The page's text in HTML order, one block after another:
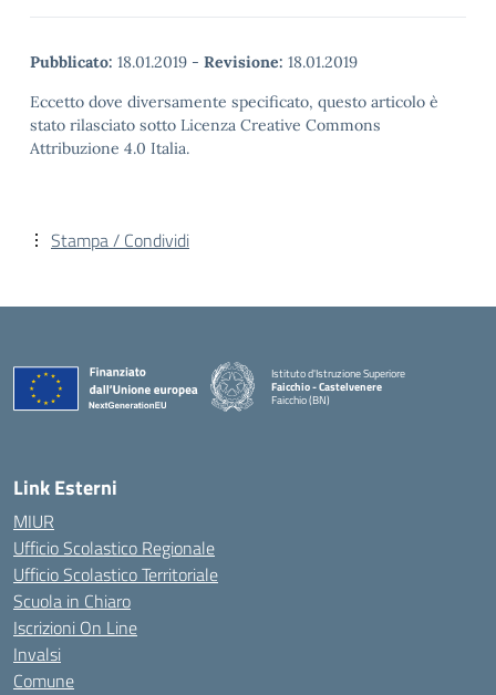
Pubblicato: 18.01.2019 - Revisione: 18.01.2019
Eccetto dove diversamente specificato, questo articolo è
stato rilasciato sotto Licenza Creative Commons
Attribuzione 4.0 Italia.
Stampa / Condividi
Istituto d'Istruzione Superiore
Faicchio - Castelvenere
Faicchio (BN)
Link Esterni
MIUR
Ufficio Scolastico Regionale
Ufficio Scolastico Territoriale
Scuola in Chiaro
Iscrizioni On Line
Invalsi
Comune